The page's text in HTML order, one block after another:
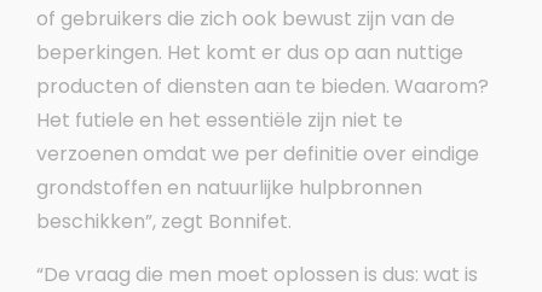
of gebruikers die zich ook bewust zijn van de
beperkingen. Het komt er dus op aan nuttige
producten of diensten aan te bieden. Waarom?
Het futiele en het essentiële zijn niet te
verzoenen omdat we per definitie over eindige
grondstoffen en natuurlijke hulpbronnen
beschikken”, zegt Bonnifet.
“De vraag die men moet oplossen is dus: wat is